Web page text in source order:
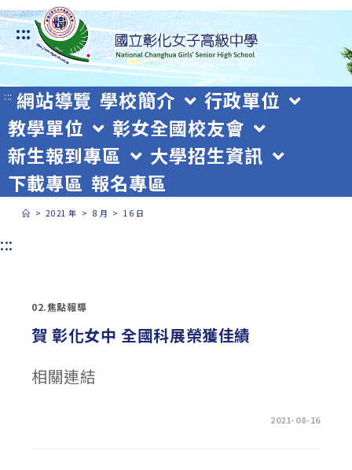
跳
轉
至
主
要
內
容
:::
::: 網站導覽 學校簡介
行政單位
教學單位
彰女全國校友會
新生報到專區
大學招生資訊
下載專區 報名專區
> 2021 年 > 8 月 > 16 日
:::
02.焦點報導
賀 彰化女中 全國科展榮獲佳績
相關連結
2021-08-16